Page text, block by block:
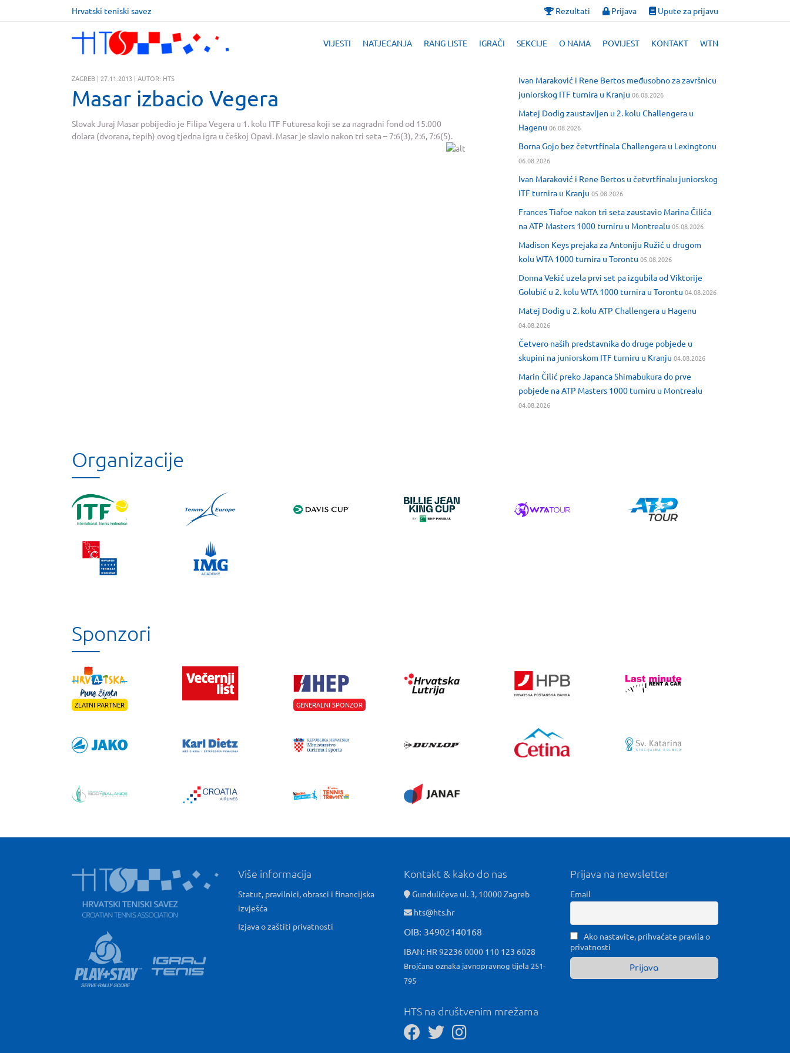
Hrvatski teniski savez Rezultati Prijava Upute za prijavu
VIJESTI NATJECANJA RANG LISTE IGRAČI SEKCIJE O NAMA POVIJEST KONTAKT WTN
ZAGREB | 27.11.2013 | AUTOR: HTS
Masar izbacio Vegera
Slovak Juraj Masar pobijedio je Filipa Vegera u 1. kolu ITF Futuresa koji se za nagradni fond od 15.000
dolara (dvorana, tepih) ovog tjedna igra u češkoj Opavi. Masar je slavio nakon tri seta – 7:6(3), 2:6, 7:6(5).
Ivan Maraković i Rene Bertos međusobno za završnicu
juniorskog ITF turnira u Kranju 06.08.2026
Matej Dodig zaustavljen u 2. kolu Challengera u
Hagenu 06.08.2026
Borna Gojo bez četvrtfinala Challengera u Lexingtonu
06.08.2026
Ivan Maraković i Rene Bertos u četvrtfinalu juniorskog
ITF turnira u Kranju 05.08.2026
Frances Tiafoe nakon tri seta zaustavio Marina Čilića
na ATP Masters 1000 turniru u Montrealu 05.08.2026
Madison Keys prejaka za Antoniju Ružić u drugom
kolu WTA 1000 turnira u Torontu 05.08.2026
Donna Vekić uzela prvi set pa izgubila od Viktorije
Golubić u 2. kolu WTA 1000 turnira u Torontu 04.08.2026
Matej Dodig u 2. kolu ATP Challengera u Hagenu
04.08.2026
Četvero naših predstavnika do druge pobjede u
skupini na juniorskom ITF turniru u Kranju 04.08.2026
Marin Čilić preko Japanca Shimabukura do prve
pobjede na ATP Masters 1000 turniru u Montrealu
04.08.2026
Organizacije
Sponzori
ZLATNI PARTNER GENERALNI SPONZOR
Više informacija
Statut, pravilnici, obrasci i financijska
izvješća
Izjava o zaštiti privatnosti
Kontakt & kako do nas
Gundulićeva ul. 3, 10000 Zagreb
hts@hts.hr
OIB: 34902140168
IBAN: HR 92236 0000 110 123 6028
Brojčana oznaka javnopravnog tijela 251-
795
HTS na društvenim mrežama
Prijava na newsletter
Email
Ako nastavite, prihvaćate pravila o
privatnosti